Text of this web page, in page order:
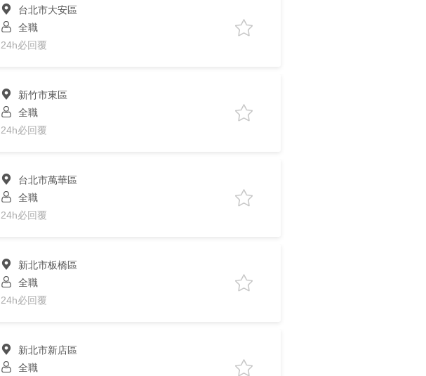
台北市大安區
全職
24h必回覆
新竹市東區
全職
24h必回覆
台北市萬華區
全職
24h必回覆
新北市板橋區
全職
24h必回覆
新北市新店區
全職